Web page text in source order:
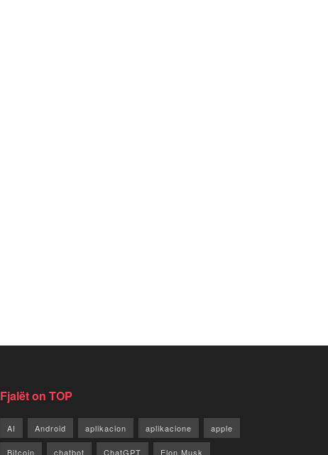
Fjalët on TOP
AI Android aplikacion aplikacione apple
Bitcoin chatbot ChatGPT Elon Musk